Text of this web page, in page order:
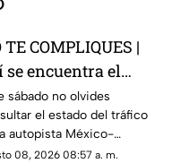
TE COMPLIQUES |
se encuentra el
HOY en la
México
sábado no olvides
el estado del tráfico
autopista México-
08, 2026 08:57 a. m.